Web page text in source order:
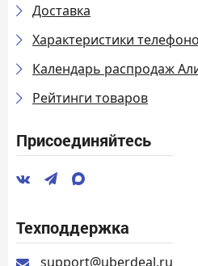
Доставка
Характеристики
Календарь распродаж
Рейтинги товаров
Присоединяйтесь
Техподдержка
support@uberdeal.ru